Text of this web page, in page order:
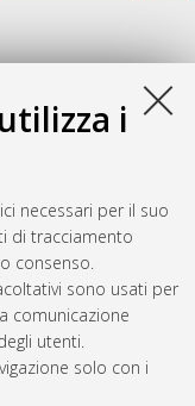
i
necessari per il suo
di tracciamento
consenso.
sono usati per
comunicazione
utenti.
solo con i